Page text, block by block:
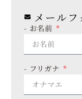
メールフ
- お名前
- フリガナ